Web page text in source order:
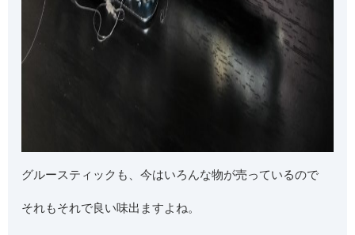
グルースティックも、今はいろんな物が売っているので
それもそれで良い味出ますよね。